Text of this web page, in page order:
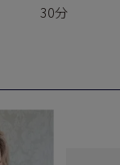
30分